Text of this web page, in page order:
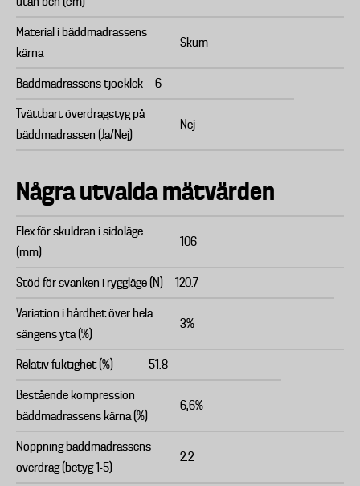
Material i bäddmadrassens
kärna
Skum
Bäddmadrassens tjocklek 6
Tvättbart överdragstyg på
bäddmadrassen (Ja/Nej)
Nej
Några utvalda mätvärden
Flex för skuldran i sidoläge
(mm)
106
Stöd för svanken i ryggläge (N) 120.7
Variation i hårdhet över hela
sängens yta (%)
3%
Relativ fuktighet (%) 51.8
Bestående kompression
bäddmadrassens kärna (%)
6,6%
Noppning bäddmadrassens
överdrag (betyg 1-5)
2.2